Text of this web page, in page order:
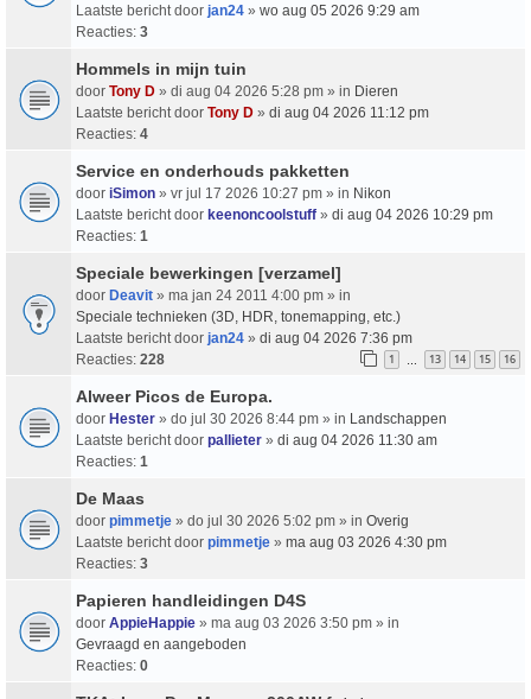
Laatste bericht door jan24 » wo aug 05 2026 9:29 am
Reacties: 3
Hommels in mijn tuin
door Tony D » di aug 04 2026 5:28 pm » in Dieren
Laatste bericht door Tony D » di aug 04 2026 11:12 pm
Reacties: 4
Service en onderhouds pakketten
door iSimon » vr jul 17 2026 10:27 pm » in Nikon
Laatste bericht door keenoncoolstuff » di aug 04 2026 10:29 pm
Reacties: 1
Speciale bewerkingen [verzamel]
door Deavit » ma jan 24 2011 4:00 pm » in
Speciale technieken (3D, HDR, tonemapping, etc.)
Laatste bericht door jan24 » di aug 04 2026 7:36 pm
Reacties: 228 1 … 13 14 15 16
Alweer Picos de Europa.
door Hester » do jul 30 2026 8:44 pm » in Landschappen
Laatste bericht door pallieter » di aug 04 2026 11:30 am
Reacties: 1
De Maas
door pimmetje » do jul 30 2026 5:02 pm » in Overig
Laatste bericht door pimmetje » ma aug 03 2026 4:30 pm
Reacties: 3
Papieren handleidingen D4S
door AppieHappie » ma aug 03 2026 3:50 pm » in
Gevraagd en aangeboden
Reacties: 0